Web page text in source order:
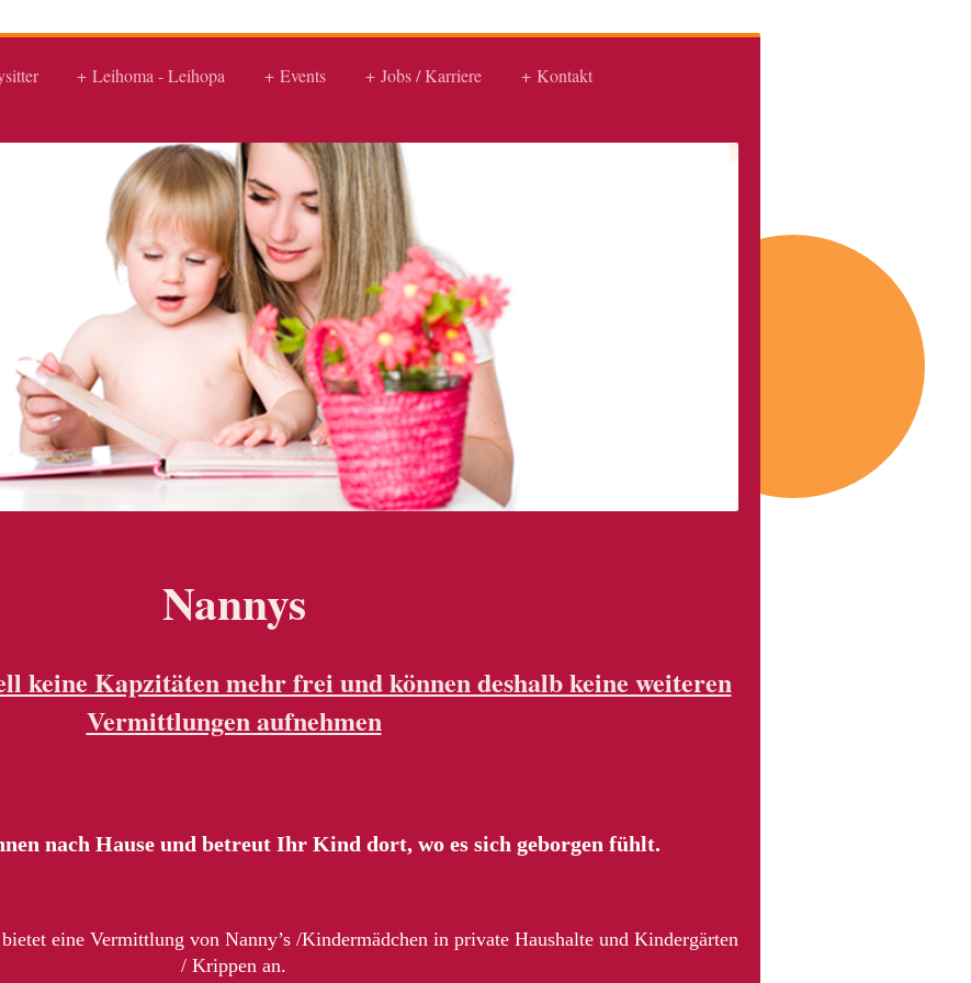
Leihoma - Leihopa Events Jobs / Karriere Kontakt
Nannys
keine Kapzitäten mehr frei und können deshalb keine weiteren
Vermittlungen aufnehmen
nach Hause und betreut Ihr Kind dort, wo es sich geborgen fühlt.
eine Vermittlung von Nanny’s /Kindermädchen in private Haushalte und Kindergärten
/ Krippen an.